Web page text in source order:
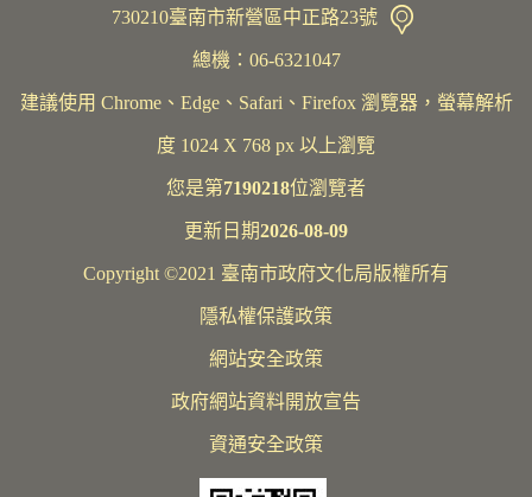
730210臺南市新營區中正路23號
總機：06-6321047
建議使用 Chrome、Edge、Safari、Firefox 瀏覽器，螢幕解析
度 1024 X 768 px 以上瀏覽
您是第7190218位瀏覽者
更新日期2026-08-09
Copyright ©2021 臺南市政府文化局版權所有
隱私權保護政策
網站安全政策
政府網站資料開放宣告
資通安全政策